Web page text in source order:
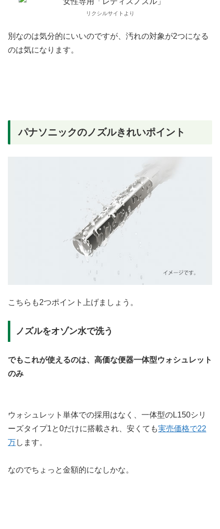
リクシルサイトより
別なのは気分的にいいのですが、汚れの対象が2つになる
のは気になります。
パナソニックのノズルきれいポイント
こちらも2つポイント上げましょう。
ノズルをオゾン水で洗う
でもこれが使えるのは、高価な便器一体型ウォシュレット
のみ
ウォシュレット単体での採用はなく、一体型のL150シリ
ーズタイプ1と0だけに搭載され、安くても実売価格で22
万します。
なのでちょっと金額的になしかな。